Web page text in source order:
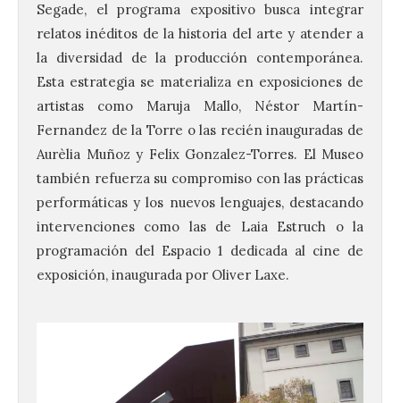
Segade, el programa expositivo busca integrar
relatos inéditos de la historia del arte y atender a
la diversidad de la producción contemporánea.
Esta estrategia se materializa en exposiciones de
artistas como Maruja Mallo, Néstor Martín-
Fernandez de la Torre o las recién inauguradas de
Aurèlia Muñoz y Felix Gonzalez-Torres. El Museo
también refuerza su compromiso con las prácticas
performáticas y los nuevos lenguajes, destacando
intervenciones como las de Laia Estruch o la
programación del Espacio 1 dedicada al cine de
exposición, inaugurada por Oliver Laxe.